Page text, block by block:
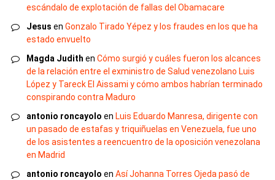
escándalo de explotación de fallas del Obamacare
Jesus en Gonzalo Tirado Yépez y los fraudes en los que ha
estado envuelto
Magda Judith en Cómo surgió y cuáles fueron los alcances
de la relación entre el exministro de Salud venezolano Luis
López y Tareck El Aissami y cómo ambos habrían terminado
conspirando contra Maduro
antonio roncayolo en Luis Eduardo Manresa, dirigente con
un pasado de estafas y triquiñuelas en Venezuela, fue uno
de los asistentes a reencuentro de la oposición venezolana
en Madrid
antonio roncayolo en Así Johanna Torres Ojeda pasó de